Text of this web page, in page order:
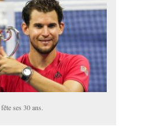
fête ses 30 ans.